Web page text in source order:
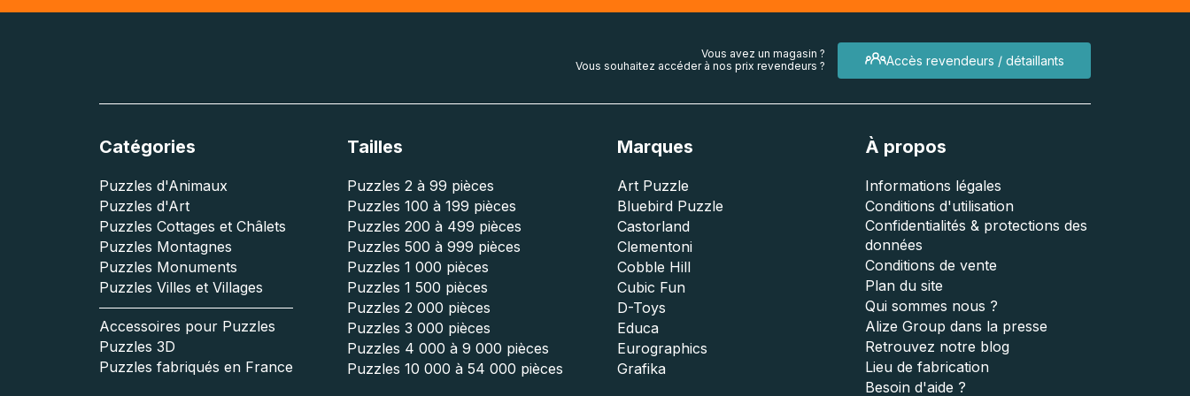
Accès revendeurs / détaillants
Vous avez un magasin ?
Vous souhaitez accéder à nos prix revendeurs ?
Catégories
Puzzles d'Animaux
Puzzles d'Art
Puzzles Cottages et Châlets
Puzzles Montagnes
Puzzles Monuments
Puzzles Villes et Villages
Accessoires pour Puzzles
Puzzles 3D
Puzzles fabriqués en France
Tailles
Puzzles 2 à 99 pièces
Puzzles 100 à 199 pièces
Puzzles 200 à 499 pièces
Puzzles 500 à 999 pièces
Puzzles 1 000 pièces
Puzzles 1 500 pièces
Puzzles 2 000 pièces
Puzzles 3 000 pièces
Puzzles 4 000 à 9 000 pièces
Puzzles 10 000 à 54 000 pièces
Marques
Art Puzzle
Bluebird Puzzle
Castorland
Clementoni
Cobble Hill
Cubic Fun
D-Toys
Educa
Eurographics
Grafika
À propos
Informations légales
Conditions d'utilisation
Confidentialités & protections des
données
Conditions de vente
Plan du site
Qui sommes nous ?
Alize Group dans la presse
Retrouvez notre blog
Lieu de fabrication
Besoin d'aide ?